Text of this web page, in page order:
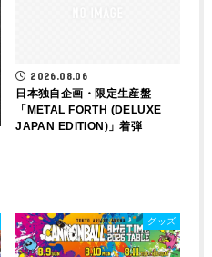
2026.08.06
日本独自企画・限定生産盤
「METAL FORTH (DELUXE
JAPAN EDITION)」着弾
グッズ